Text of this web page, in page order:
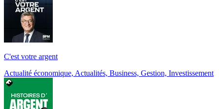
C'est votre argent
Actualité économique, Actualités, Business, Gestion, Investissement